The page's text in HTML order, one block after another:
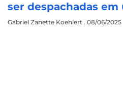
ser despachadas em
Gabriel Zanette Koehlert 08/06/2025